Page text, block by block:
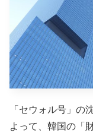
「セウォル号」の
よって、韓国の「